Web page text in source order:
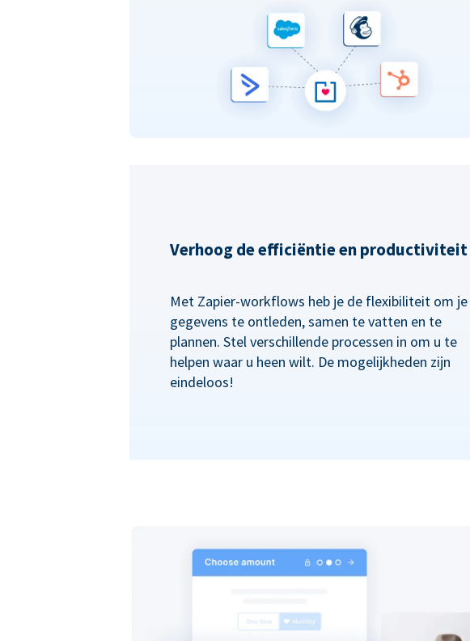
Verhoog de efficiëntie en productiviteit
Met Zapier-workflows heb je de flexibiliteit om je
gegevens te ontleden, samen te vatten en te
plannen. Stel verschillende processen in om u te
helpen waar u heen wilt. De mogelijkheden zijn
eindeloos!